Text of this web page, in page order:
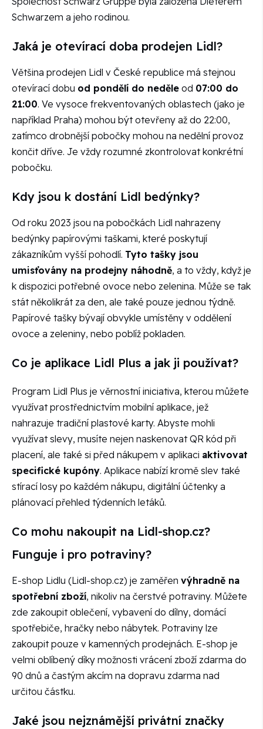
Schwarzem a jeho rodinou.
Jaká je otevírací doba prodejen Lidl?
Většina prodejen Lidl v České republice má stejnou
otevírací dobu od pondělí do neděle od 07:00 do
21:00. Ve vysoce frekventovaných oblastech (jako je
například Praha) mohou být otevřeny až do 22:00,
zatímco drobnější pobočky mohou na nedělní provoz
končit dříve. Je vždy rozumné zkontrolovat konkrétní
pobočku.
Kdy jsou k dostání Lidl bedýnky?
Od roku 2023 jsou na pobočkách Lidl nahrazeny
bedýnky papírovými taškami, které poskytují
zákazníkům vyšší pohodlí. Tyto tašky jsou
umisťovány na prodejny náhodně, a to vždy, když je
k dispozici potřebné ovoce nebo zelenina. Může se tak
stát několikrát za den, ale také pouze jednou týdně.
Papírové tašky bývají obvykle umístěny v oddělení
ovoce a zeleniny, nebo poblíž pokladen.
Co je aplikace Lidl Plus a jak ji používat?
Program Lidl Plus je věrnostní iniciativa, kterou můžete
využívat prostřednictvím mobilní aplikace, jež
nahrazuje tradiční plastové karty. Abyste mohli
využívat slevy, musíte nejen naskenovat QR kód při
placení, ale také si před nákupem v aplikaci aktivovat
specifické kupóny. Aplikace nabízí kromě slev také
stírací losy po každém nákupu, digitální účtenky a
plánovací přehled týdenních letáků.
Co mohu nakoupit na Lidl-shop.cz?
Funguje i pro potraviny?
E-shop Lidlu (Lidl-shop.cz) je zaměřen výhradně na
spotřební zboží, nikoliv na čerstvé potraviny. Můžete
zde zakoupit oblečení, vybavení do dílny, domácí
spotřebiče, hračky nebo nábytek. Potraviny lze
zakoupit pouze v kamenných prodejnách. E-shop je
velmi oblíbený díky možnosti vrácení zboží zdarma do
90 dnů a častým akcím na dopravu zdarma nad
určitou částku.
Jaké jsou nejznámější privátní značky